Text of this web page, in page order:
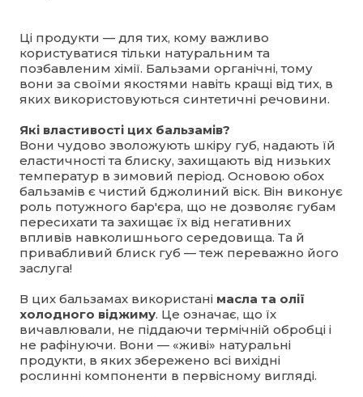
Ці продукти — для тих, кому важливо
користуватися тільки натуральним та
позбавленим хімії. Бальзами органічні, тому
вони за своїми якостями навіть кращі від тих, в
яких використовуються синтетичні речовини.
Які властивості цих бальзамів?
Вони чудово зволожують шкіру губ, надають їй
еластичності та блиску, захищають від низьких
температур в зимовий період. Основою обох
бальзамів є чистий бджолиний віск. Він виконує
роль потужного бар'єра, що не дозволяє губам
пересихати та захищає їх від негативних
впливів навколишнього середовища. Та й
привабливий блиск губ — теж переважно його
заслуга!
В цих бальзамах використані масла та олії
холодного віджиму. Це означає, що їх
вичавлювали, не піддаючи термічній обробці і
не рафінуючи. Вони — «живі» натуральні
продукти, в яких збережено всі вихідні
рослинні компоненти в первісному вигляді.